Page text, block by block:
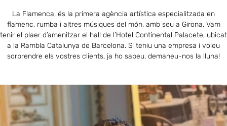
La Flamenca, és la primera agència artística especialitzada en
flamenc, rumba i altres músiques del món, amb seu a Girona. Vam
tenir el plaer d’amenitzar el hall de l’Hotel Continental Palacete, ubicat
a la Rambla Catalunya de Barcelona. Si teniu una empresa i voleu
sorprendre els vostres clients, ja ho sabeu, demaneu-nos la lluna!